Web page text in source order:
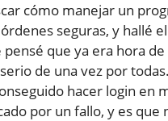
cómo manejar un
seguras, y hallé
pensé que ya era hora de
de una vez por
hacer login en
por un fallo, y es que